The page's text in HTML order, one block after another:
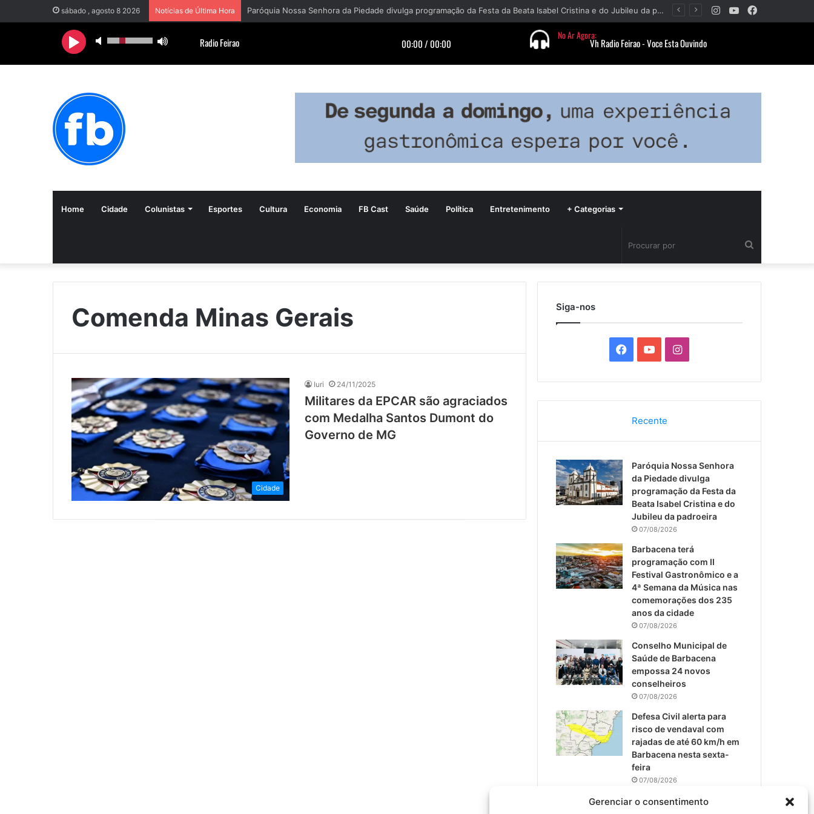
Gerenciar o consentimento
sábado , agosto 8 2026 Notícias de Última Hora Paróquia Nossa Senhora da Piedade divulga programação da Festa da Beata Isabel Cristina e do Jubileu da padroeira YouTube
Instagram
Home Cidade Colunistas Esportes Cultura Economia FB Cast Saúde Política Entretenimento + Categorias
por
Comenda Minas Gerais
Cidade
Iuri 24/11/2025
Militares da EPCAR são agraciados
com Medalha Santos Dumont do
Governo de MG
Siga-nos
c
e
b
o
o
k
u
T
u
b
e
I
s
a
g
r
a
Recente
Paróquia Nossa Senhora
da Piedade divulga
programação da Festa da
Beata Isabel Cristina e do
Jubileu da padroeira
07/08/2026
Barbacena terá
programação com II
Festival Gastronômico e a
4ª Semana da Música nas
comemorações dos 235
anos da cidade
07/08/2026
Conselho Municipal de
Saúde de Barbacena
empossa 24 novos
conselheiros
07/08/2026
Defesa Civil alerta para
risco de vendaval com
rajadas de até 60 km/h em
Barbacena nesta sexta-
feira
07/08/2026
EPCAR tem a melhor nota